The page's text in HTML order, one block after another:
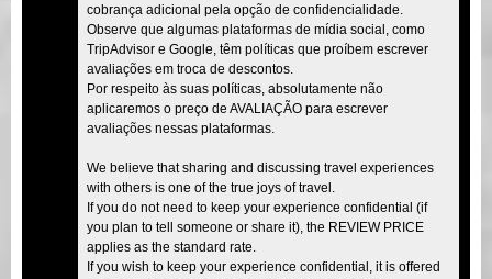
cobrança adicional pela opção de confidencialidade.
Observe que algumas plataformas de mídia social, como
TripAdvisor e Google, têm políticas que proíbem escrever
avaliações em troca de descontos.
Por respeito às suas políticas, absolutamente não
aplicaremos o preço de AVALIAÇÃO para escrever
avaliações nessas plataformas.
We believe that sharing and discussing travel experiences
with others is one of the true joys of travel.
If you do not need to keep your experience confidential (if
you plan to tell someone or share it), the REVIEW PRICE
applies as the standard rate.
If you wish to keep your experience confidential, it is offered